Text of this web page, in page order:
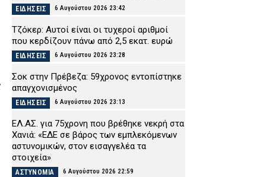
ΕΙΔΗΣΕΙΣ 6 Αυγούστου 2026 23:42
Τζόκερ: Αυτοί είναι οι τυχεροί αριθμοί
που κερδίζουν πάνω από 2,5 εκατ. ευρώ
ΕΙΔΗΣΕΙΣ 6 Αυγούστου 2026 23:28
Σοκ στην Πρέβεζα: 59χρονος εντοπίστηκε
απαγχονισμένος
ΕΙΔΗΣΕΙΣ 6 Αυγούστου 2026 23:13
ΕΛ.ΑΣ. για 75χρονη που βρέθηκε νεκρή στα
Χανιά: «ΕΔΕ σε βάρος των εμπλεκόμενων
αστυνομικών, στον εισαγγελέα τα
στοιχεία»
ΑΣΤΥΝΟΜΙΑ 6 Αυγούστου 2026 22:59